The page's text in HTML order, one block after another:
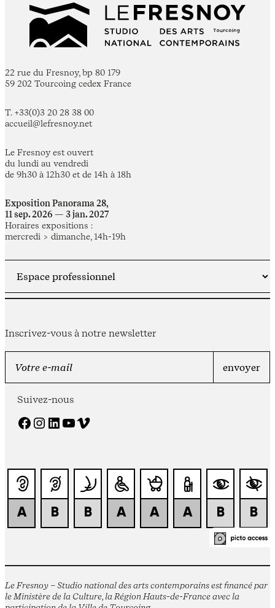
22 rue du Fresnoy, bp 80 179
59 202 Tourcoing cedex France
T. +33(0)3 20 28 38 00
accueil@lefresnoy.net
Le Fresnoy est ouvert
du lundi au vendredi
de 9h30 à 12h30 et de 14h à 18h
Exposition Panorama 28,
11 sep. 2026 — 3 jan. 2027
Horaires expositions :
mercredi > dimanche, 14h-19h
Inscrivez-vous à notre newsletter
Suivez-nous
Facebook Instagram LinkedIn YouTube Vimeo
Le Fresnoy – Studio national des arts contemporains est financé par
le Ministère de la Culture, la Région Hauts-de-France avec la